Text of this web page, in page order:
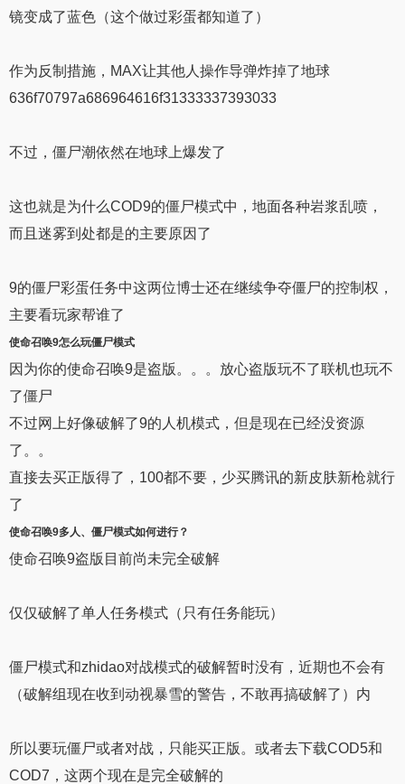
镜变成了蓝色（这个做过彩蛋都知道了）
作为反制措施，MAX让其他人操作导弹炸掉了地球
636f70797a686964616f31333337393033
不过，僵尸潮依然在地球上爆发了
这也就是为什么COD9的僵尸模式中，地面各种岩浆乱喷，
而且迷雾到处都是的主要原因了
9的僵尸彩蛋任务中这两位博士还在继续争夺僵尸的控制权，
主要看玩家帮谁了
使命召唤9怎么玩僵尸模式
因为你的使命召唤9是盗版。。。放心盗版玩不了联机也玩不
了僵尸
不过网上好像破解了9的人机模式，但是现在已经没资源
了。。
直接去买正版得了，100都不要，少买腾讯的新皮肤新枪就行
了
使命召唤9多人、 僵尸模式如何进行？
使命召唤9盗版目前尚未完全破解
仅仅破解了单人任务模式（只有任务能玩）
僵尸模式和zhidao对战模式的破解暂时没有，近期也不会有
（破解组现在收到动视暴雪的警告，不敢再搞破解了）内
所以要玩僵尸或者对战，只能买正版。或者去下载COD5和
COD7，这两个现在是完全破解的